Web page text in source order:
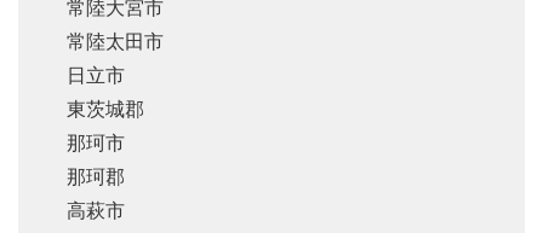
常陸大宮市
常陸太田市
日立市
東茨城郡
那珂市
那珂郡
高萩市